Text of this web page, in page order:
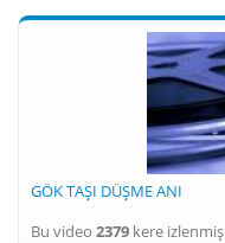
GÖK TAŞI DÜŞME ANI
Bu video 2379 kere izlenmiş